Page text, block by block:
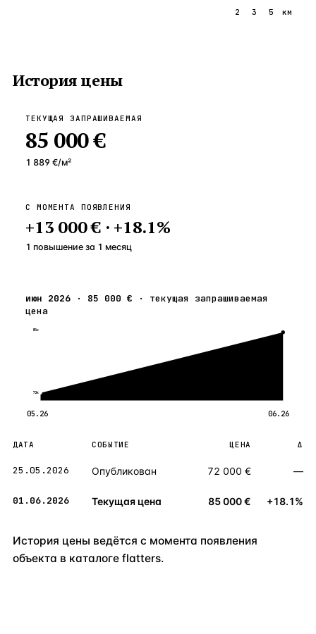
2 3 5 км
История цены
ТЕКУЩАЯ ЗАПРАШИВАЕМАЯ
85 000 €
1 889 €/м²
С МОМЕНТА ПОЯВЛЕНИЯ
+13 000 €· +18.1%
1 повышение за 1 месяц
июн 2026 · 85 000 € · текущая запрашиваемая
цена
85к
72к
05.26 06.26
ДАТА СОБЫТИЕ ЦЕНА Δ
25.05.2026 Опубликован 72 000 € —
01.06.2026 Текущая цена 85 000 € +18.1%
История цены ведётся с момента появления
объекта в каталоге flatters.